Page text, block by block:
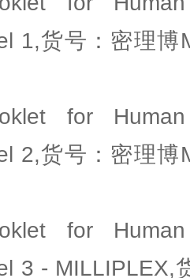
1,货号：密理博
for Human
2,货号：密理博
for Human
3 - MILLIPLEX,